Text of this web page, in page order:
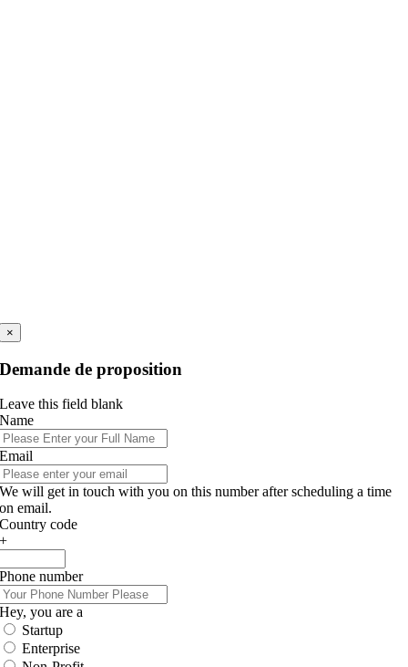
×
Demande de proposition
Leave this field blank
Name
Email
We will get in touch with you on this number after scheduling a time
on email.
Country code
+
Phone number
Hey, you are a
Startup
Enterprise